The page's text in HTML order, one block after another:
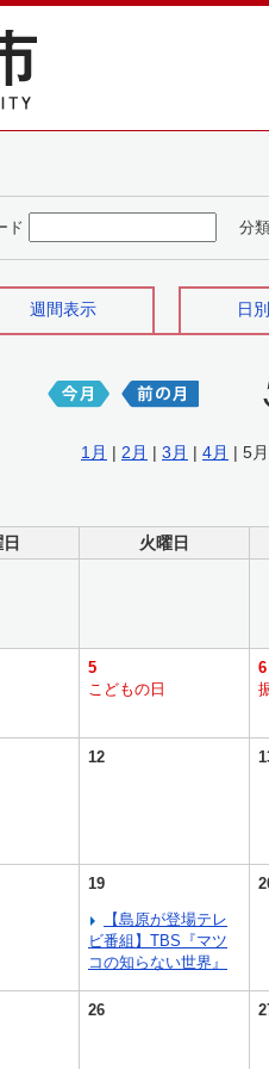
ド 分類
週間表示 日
1月 | 2月 | 3月 | 4月 | 5
火曜日
5
こどもの日
6
12
19
【島原が登場テレ
ビ番組】TBS『マツ
コの知らない世界』
26